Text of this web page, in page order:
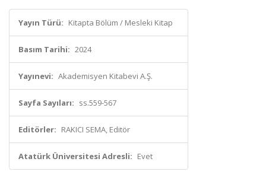
Yayın Türü: Kitapta Bölüm / Mesleki Kitap
Basım Tarihi: 2024
Yayınevi: Akademisyen Kitabevi A.Ş.
Sayfa Sayıları: ss.559-567
Editörler: RAKICI SEMA, Editör
Atatürk Üniversitesi Adresli: Evet